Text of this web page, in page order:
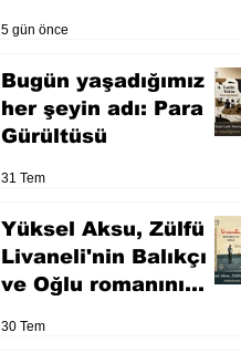
5 gün önce
Bugün yaşadığımız
her şeyin adı: Para
Gürültüsü
31 Tem
Yüksel Aksu, Zülfü
Livaneli'nin Balıkçı
ve Oğlu romanını
30 Tem